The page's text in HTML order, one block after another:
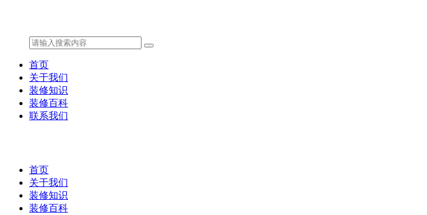
首页
关于我们
装修知识
装修百科
联系我们
首页
关于我们
装修知识
装修百科